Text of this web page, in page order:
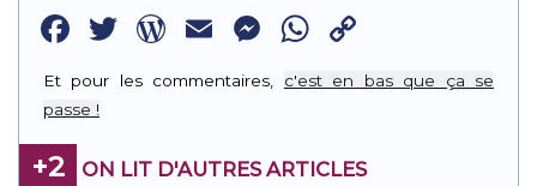
Facebook
Twitter
WordPress
EmailMessenger
WhatsApp
Link
Et pour les commentaires, c'est en bas que ça se
passe !
+2 ON LIT D'AUTRES ARTICLES